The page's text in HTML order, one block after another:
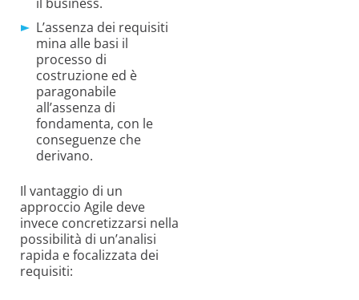
L’assenza dei requisiti
mina alle basi il
processo di
costruzione ed è
paragonabile
all’assenza di
fondamenta, con le
conseguenze che
derivano.
Il vantaggio di un
approccio Agile deve
invece concretizzarsi nella
possibilità di un’analisi
rapida e focalizzata dei
requisiti: